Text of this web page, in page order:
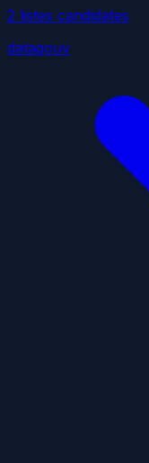
2 listes candidates
datagouv